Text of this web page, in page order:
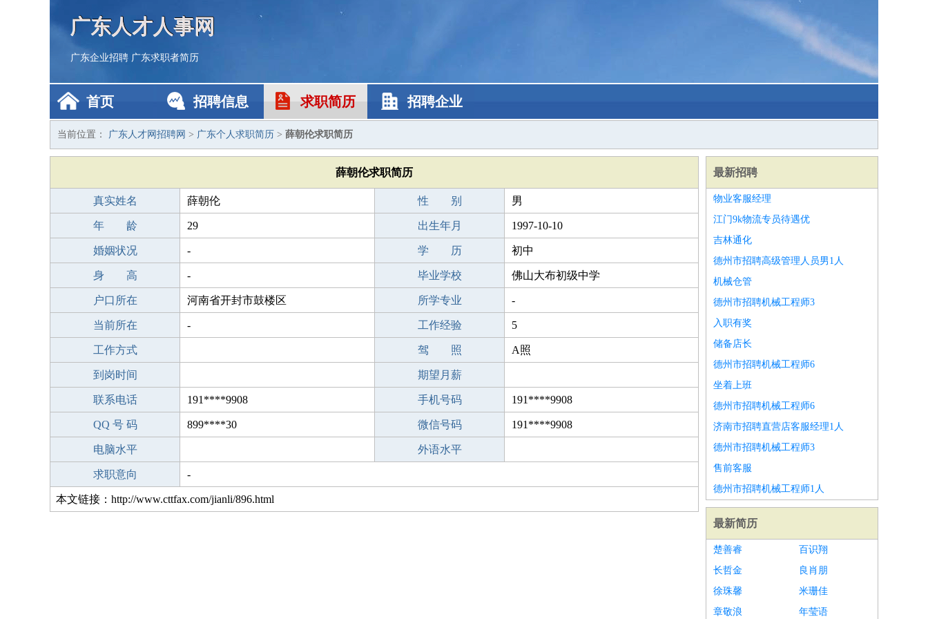
广东人才人事网
广东企业招聘 广东求职者简历
首页 招聘信息 求职简历 招聘企业
当前位置： 广东人才网招聘网 > 广东个人求职简历 > 薛朝伦求职简历
薛朝伦求职简历
真实姓名 薛朝伦 性 别 男
年 龄 29 出生年月 1997-10-10
婚姻状况 - 学 历 初中
身 高 - 毕业学校 佛山大布初级中学
户口所在 河南省开封市鼓楼区 所学专业 -
当前所在 - 工作经验 5
工作方式 驾 照 A照
到岗时间 期望月薪
联系电话 191****9908 手机号码 191****9908
QQ 号 码 899****30 微信号码 191****9908
电脑水平 外语水平
求职意向 -
本文链接：http://www.cttfax.com/jianli/896.html
最新招聘
物业客服经理
江门9k物流专员待遇优
吉林通化
德州市招聘高级管理人员男1人
机械仓管
德州市招聘机械工程师3
入职有奖
储备店长
德州市招聘机械工程师6
坐着上班
德州市招聘机械工程师6
济南市招聘直营店客服经理1人
德州市招聘机械工程师3
售前客服
德州市招聘机械工程师1人
最新简历
楚善睿
百识翔
长哲金
良肖朋
徐珠馨
米珊佳
章敬浪
年莹语